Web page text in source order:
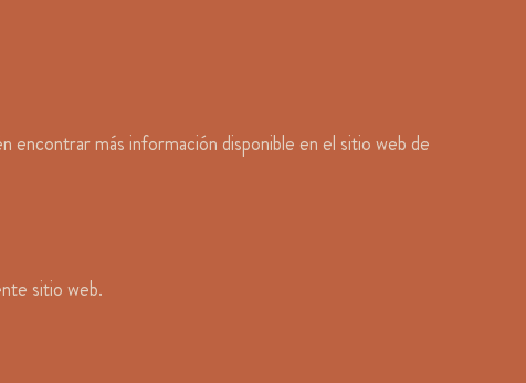
encontrar más información disponible en el sitio web de
sitio web.